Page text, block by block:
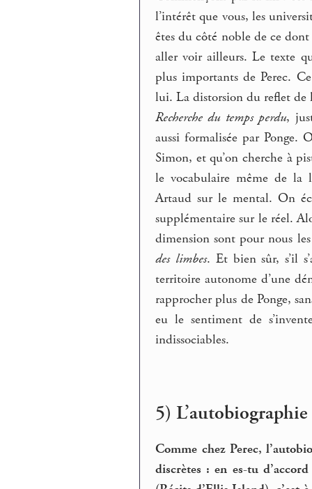
l’intérêt que vous, les
êtes du côté noble de ce dont
aller voir ailleurs. Le texte
plus importants de Perec.
lui. La distorsion du reflet
Recherche du temps perdu,
aussi formalisée par Ponge.
Simon, et qu’on cherche à
le vocabulaire même de la
Artaud sur le mental. On
supplémentaire sur le réel.
dimension sont pour nous
des limbes. Et bien sûr, s’il
territoire autonome d’une
rapprocher plus de Ponge,
eu le sentiment de
indissociables.
5)
Comme chez Perec,
discrètes : en es-tu